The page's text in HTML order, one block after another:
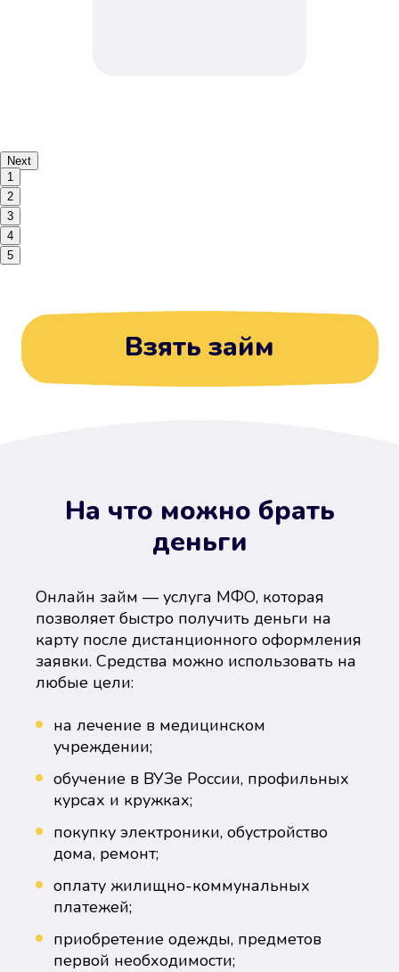
Next
1
2
3
4
5
Взять займ
На что можно брать
деньги
Онлайн займ — услуга МФО, которая
позволяет быстро получить деньги на
карту после дистанционного оформления
заявки. Средства можно использовать на
любые цели:
на лечение в медицинском
учреждении;
обучение в ВУЗе России, профильных
курсах и кружках;
покупку электроники, обустройство
дома, ремонт;
оплату жилищно-коммунальных
платежей;
приобретение одежды, предметов
первой необходимости;